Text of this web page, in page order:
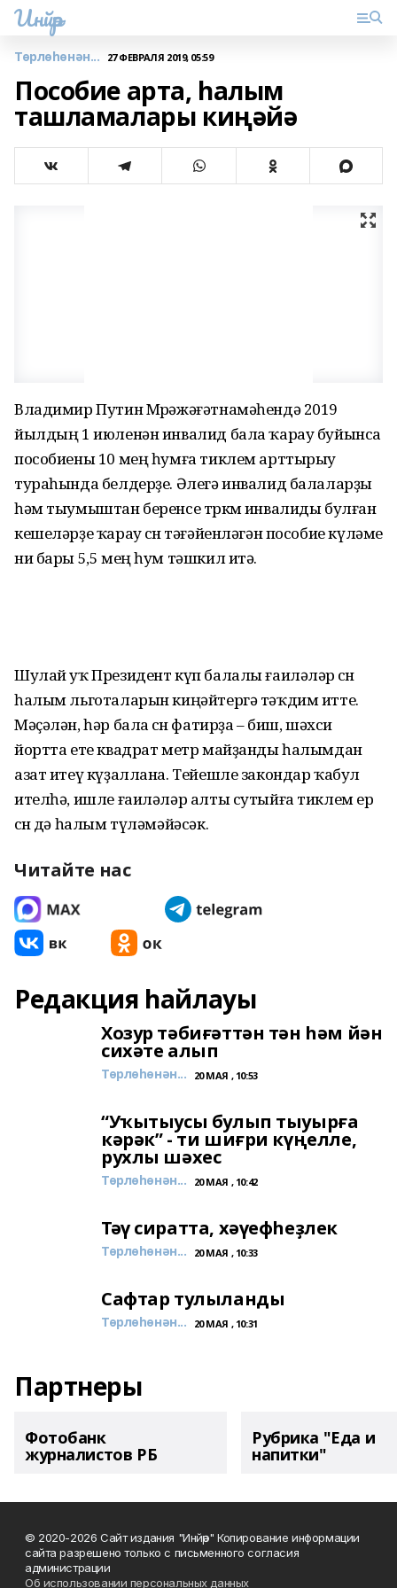
Инйәр
Төрлөһөнән... 27 ФЕВРАЛЯ 2019, 05:59
Пособие арта, һалым
ташламалары киңәйә
Владимир Путин Мөрәжәғәтнамәһендә 2019
йылдың 1 июленән инвалид бала ҡарау буйынса
пособиены 10 мең һумға тиклем арттырыу
тураһында белдерҙе. Әлегә инвалид балаларҙы
һәм тыумыштан беренсе төркөм инвалиды булған
кешеләрҙе ҡарау өсөн тәғәйенләгән пособие күләме
ни бары 5,5 мең һум тәшкил итә.
Шулай уҡ Президент күп балалы ғаиләләр өсөн
һалым льготаларын киңәйтергә тәҡдим итте.
Мәҫәлән, һәр бала өсөн фатирҙа – биш, шәхси
йортта ете квадрат метр майҙанды һалымдан
азат итеү күҙаллана. Тейешле закондар ҡабул
ителһә, ишле ғаиләләр алты сутыйға тиклем ер
өсөн дә һалым түләмәйәсәк.
Читайте нас
Редакция һайлауы
Хозур тәбиғәттән тән һәм йән
сихәте алып
Төрлөһөнән... 20 МАЯ , 10:53
“Уҡытыусы булып тыуырға
кәрәк” - ти шиғри күңелле,
рухлы шәхес
Төрлөһөнән... 20 МАЯ , 10:42
Тәү сиратта, хәүефһеҙлек
Төрлөһөнән... 20 МАЯ , 10:33
Сафтар тулыланды
Төрлөһөнән... 20 МАЯ , 10:31
Партнеры
Фотобанк
журналистов РБ
Рубрика "Еда и
напитки"
© 2020-2026 Сайт издания "Инйәр" Копирование информации
сайта разрешено только с письменного согласия
администрации
Об использовании персональных данных